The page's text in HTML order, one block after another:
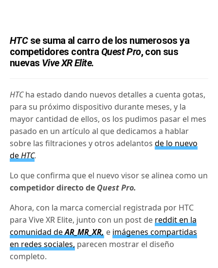
HTCse suma al carro de los numerosos ya
competidores contra Quest Pro, con sus
nuevas Vive XR Elite.
HTCha estado dando nuevos detalles a cuenta gotas,
para su próximo dispositivo durante meses, y la
mayor cantidad de ellos, os los pudimos pasar el mes
pasado en un artículo al que dedicamos a hablar
sobre las filtraciones y otros adelantosde lo nuevo
deHTC.
Lo que confirma que el nuevo visorse alinea como un
competidor directo de Quest Pro.
Ahora, con la marca comercial registrada por HTC
para Vive XR Elite, junto con un post de reddit en la
comunidad deAR_MR_XR, e imágenes compartidas
en redes sociales, parecen mostrar el diseño
completo.